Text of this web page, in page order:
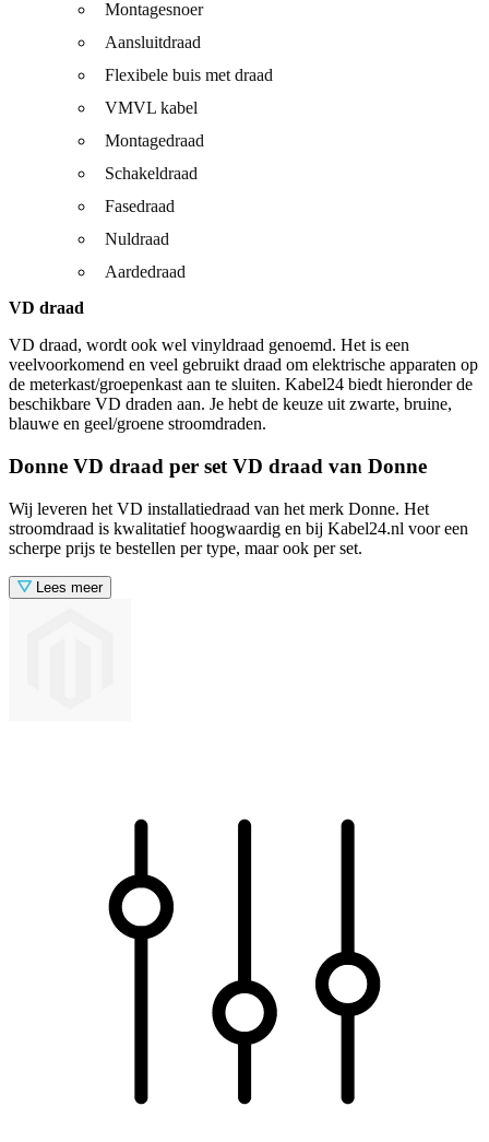
Montagesnoer
Aansluitdraad
Flexibele buis met draad
VMVL kabel
Montagedraad
Schakeldraad
Fasedraad
Nuldraad
Aardedraad
VD draad
VD draad, wordt ook wel vinyldraad genoemd. Het is een
veelvoorkomend en veel gebruikt draad om elektrische apparaten op
de meterkast/groepenkast aan te sluiten. Kabel24 biedt hieronder de
beschikbare VD draden aan. Je hebt de keuze uit zwarte, bruine,
blauwe en geel/groene stroomdraden.
Donne VD draad per set VD draad van Donne
Wij leveren het VD installatiedraad van het merk Donne. Het
stroomdraad is kwalitatief hoogwaardig en bij Kabel24.nl voor een
scherpe prijs te bestellen per type, maar ook per set.
Lees meer